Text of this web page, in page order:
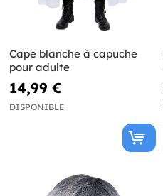
Cape blanche à capuche
pour adulte
14,99 €
DISPONIBLE